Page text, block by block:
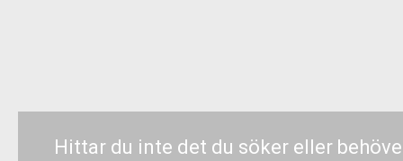
Hittar du inte det du söker eller